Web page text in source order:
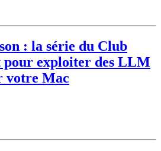
: la série du Club
pour exploiter des LLM
votre Mac